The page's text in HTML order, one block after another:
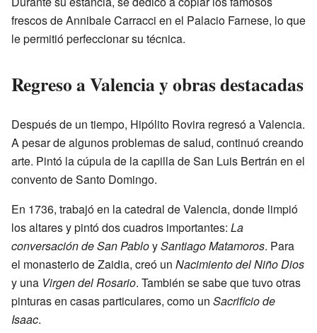
frescos de Annibale Carracci en el Palacio Farnese, lo que
le permitió perfeccionar su técnica.
Regreso a Valencia y obras destacadas
Después de un tiempo, Hipólito Rovira regresó a Valencia.
A pesar de algunos problemas de salud, continuó creando
arte. Pintó la cúpula de la capilla de San Luis Bertrán en el
convento de Santo Domingo.
En 1736, trabajó en la catedral de Valencia, donde limpió
los altares y pintó dos cuadros importantes: La
conversación de San PabloySantiago Matamoros. Para
el monasterio de Zaidia, creó un Nacimiento del Niño Dios
y una Virgen del Rosario. También se sabe que tuvo otras
pinturas en casas particulares, como un Sacrificio de
Isaac.